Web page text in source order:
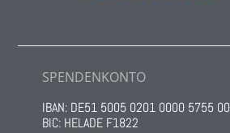
SPENDENKONTO
IBAN: DE51 5005 0201 0000 5755 00
BIC: HELADE F1822